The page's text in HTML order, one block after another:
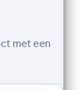
met een